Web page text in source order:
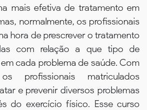
mais efetiva de tratamento em
normalmente, os profissionais
hora de prescrever o tratamento
com relação a que tipo de
cada problema de saúde. Com
profissionais matriculados
e prevenir diversos problemas
do exercício físico. Esse curso